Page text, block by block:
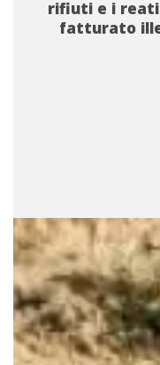
rifiuti e i reati
fatturato